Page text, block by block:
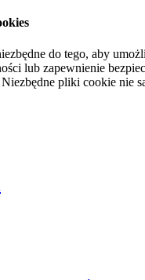
do tego, aby
lub zapewnienie
Niezbędne pliki cookie nie